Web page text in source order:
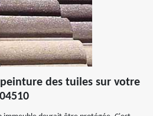
des tuiles sur votre